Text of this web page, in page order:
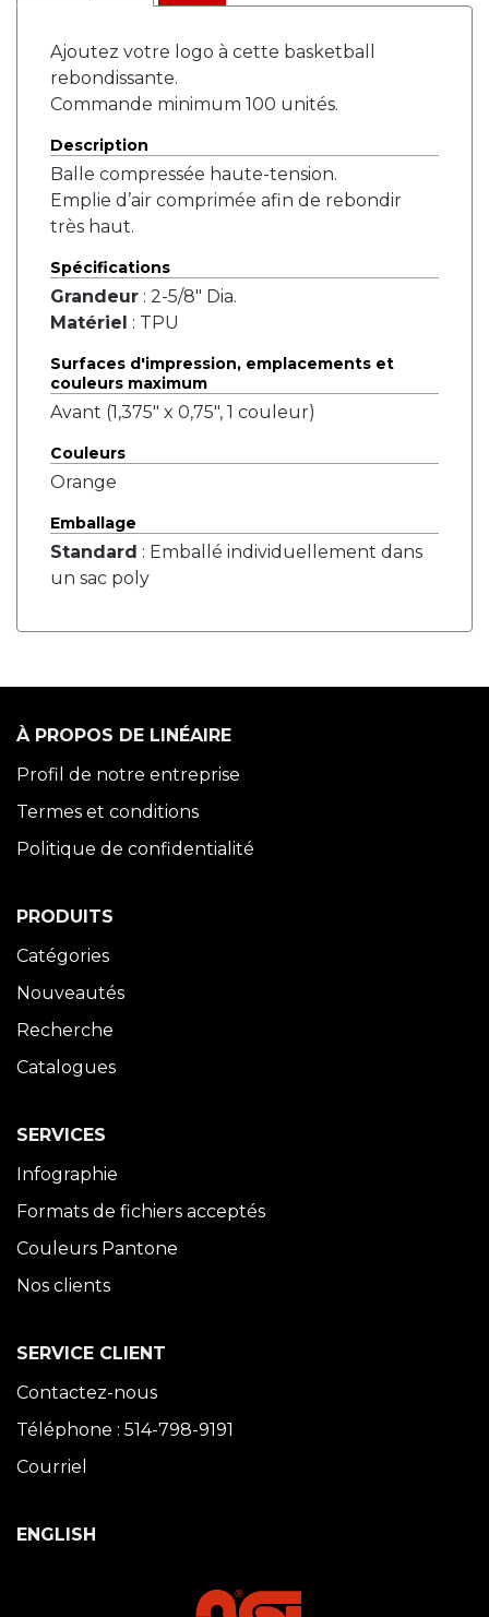
Ajoutez votre logo à cette basketball
rebondissante.
Commande minimum 100 unités.
Description
Balle compressée haute-tension.
Emplie d’air comprimée afin de rebondir
très haut.
Spécifications
Grandeur : 2-5/8" Dia.
Matériel : TPU
Surfaces d'impression, emplacements et
couleurs maximum
Avant (1,375" x 0,75", 1 couleur)
Couleurs
Orange
Emballage
Standard : Emballé individuellement dans
un sac poly
À PROPOS DE LINÉAIRE
Profil de notre entreprise
Termes et conditions
Politique de confidentialité
PRODUITS
Catégories
Nouveautés
Recherche
Catalogues
SERVICES
Infographie
Formats de fichiers acceptés
Couleurs Pantone
Nos clients
SERVICE CLIENT
Contactez-nous
Téléphone : 514-798-9191
Courriel
ENGLISH